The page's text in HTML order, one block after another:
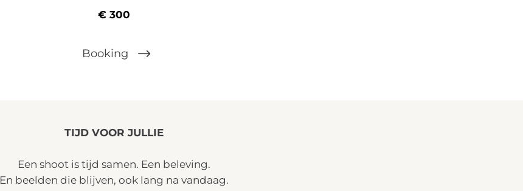
€ 300
Booking
TIJD VOOR JULLIE
Een shoot is tijd samen. Een beleving.
En beelden die blijven, ook lang na vandaag.